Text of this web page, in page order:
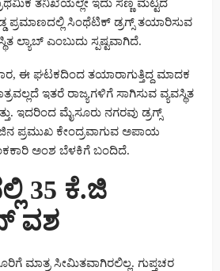
ತನಿಖೆಯಲ್ಲೇ ಇದು ಸಣ್ಣ ಮಟ್ಟದ
ಪ್ರಮಾಣದಲ್ಲಿ ಸಿಂಥೆಟಿಕ್ ಡ್ರಗ್ಸ್ ತಯಾರಿಸುವ
ಲ್ಯಾಬ್ ಎಂಬುದು ಸ್ಪಷ್ಟವಾಗಿದೆ.
ಈ ಘಟಕದಿಂದ ತಯಾರಾಗುತ್ತಿದ್ದ ಮಾದಕ
ಇತರೆ ರಾಜ್ಯಗಳಿಗೆ ಸಾಗಿಸುವ ವ್ಯವಸ್ಥಿತ
ಇದರಿಂದ ಮೈಸೂರು ನಗರವು ಡ್ರಗ್ಸ್
ಪ್ರಮುಖ ಕೇಂದ್ರವಾಗುವ ಅಪಾಯ
ಅಂಶ ಬೆಳಕಿಗೆ ಬಂದಿದೆ.
35 ಕೆ.ಜಿ
ವಶ
ಮಾತ್ರ ಸೀಮಿತವಾಗಿರಲಿಲ್ಲ. ಗುಪ್ತಚರ